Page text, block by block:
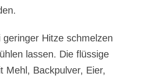
Hitze schmelzen
lassen. Die flüssige
Mehl, Backpulver, Eier,